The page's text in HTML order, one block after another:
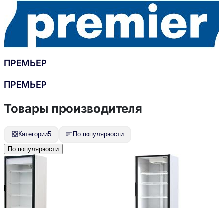
ПРЕМЬЕР
ПРЕМЬЕР
Товары производителя
Категории5
По популярности
По популярности